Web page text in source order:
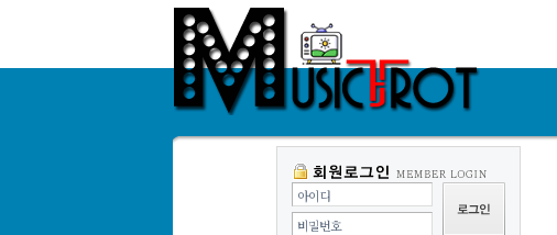
아이디
비밀번호